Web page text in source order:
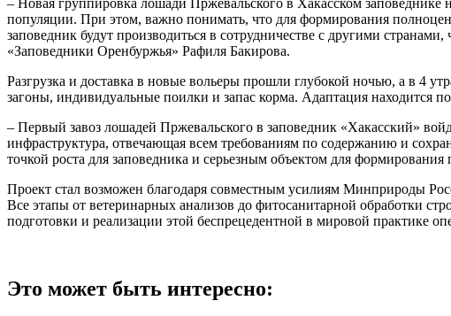
популяции. При этом, важно понимать, что для формирования
заповедник будут производиться в сотрудничестве с другими
«Заповедники Оренбуржья» Рафиля Бакирова.
Разгрузка и доставка в новые вольеры прошли глубокой ночью, а в 4
загоны, индивидуальные поилки и запас корма. Адаптация находится
– Первый завоз лошадей Пржевальского в заповедник «Хакасский»
инфраструктура, отвечающая всем требованиям по содержанию и
точкой роста для заповедника и серьезным объектом для
Проект стал возможен благодаря совместным усилиям Минприроды
Все этапы от ветеринарных анализов до фитосанитарной обработки
подготовки и реализации этой беспрецедентной в мировой практике
Это может быть интересно: